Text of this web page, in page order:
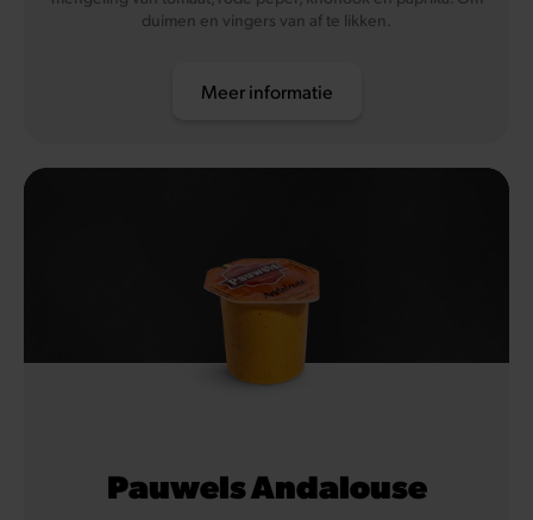
duimen en vingers van af te likken.
Meer informatie
Pauwels Andalouse